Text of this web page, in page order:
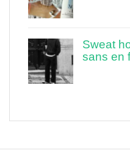
Sweat
sans en